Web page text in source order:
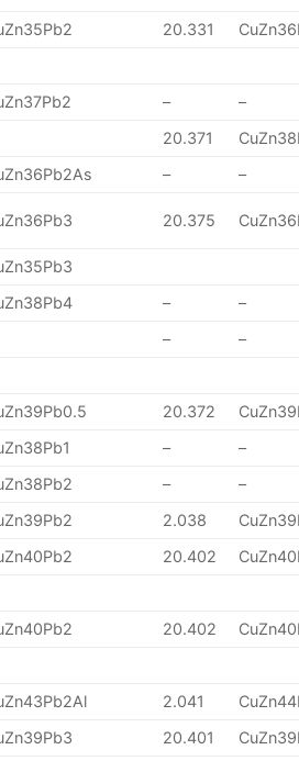
20.331
–
–
20.371
– –
20.375
–
–
– –
20.372
–
–
–
–
2.038
20.402
20.402
2.041
20.401